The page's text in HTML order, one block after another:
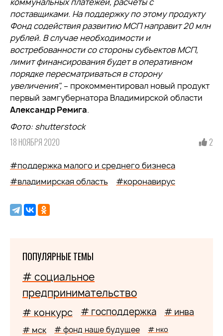
поставщиками. На поддержку по этому продукту
Фонд содействия развитию МСП направит 20 млн
рублей. В случае необходимости и
востребованности со стороны субъектов МСП,
лимит финансирования будет в оперативном
порядке пересматриваться в сторону
увеличения", – прокомментировал новый продукт
первый замгубернатора Владимирской области
Александр Ремига.
Фото: shutterstock
18 НОЯБРЯ 2020 2
#поддержка малого и среднего бизнеса
#владимирская область
#коронавирус
ПОПУЛЯРНЫЕ ТЕМЫ
# социальное
предпринимательство
# конкурс # господдержка # инва
# мск # фонд наше будущее # нко